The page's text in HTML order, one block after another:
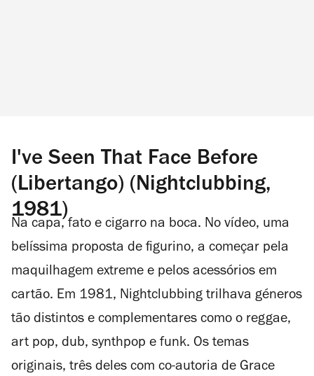
I've Seen That Face Before
(Libertango) (Nightclubbing,
1981)
Na capa, fato e cigarro na boca. No vídeo, uma
belíssima proposta de figurino, a começar pela
maquilhagem extreme e pelos acessórios em
cartão. Em 1981, Nightclubbing trilhava géneros
tão distintos e complementares como o reggae,
art pop, dub, synthpop e funk. Os temas
originais, três deles com co-autoria de Grace